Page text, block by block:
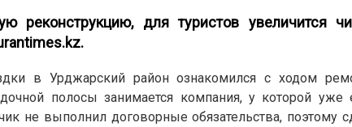
реконструкцию, для туристов увеличится
.
в Урджарский район ознакомился с ходом
полосы занимается компания, у которой уже
не выполнил договорные обязательства, поэтому